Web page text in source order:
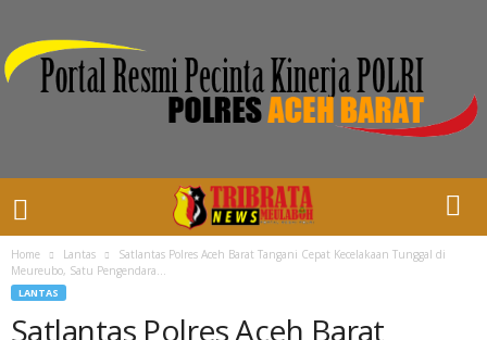
Home Lantas
Satlantas Polres Aceh Barat Tangani Cepat Kecelakaan Tunggal di
Meureubo, Satu Pengendara...
LANTAS
Satlantas Polres Aceh Barat